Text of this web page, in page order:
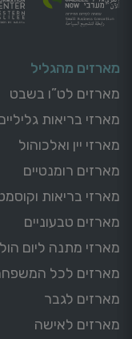
מארזים מהגליל
מארזים לט”ו בשבט
מארזי בריאות
מארזי יין ואלכוהול
מארזים רומנטיים
מארזי בריאות
מארזים טבעוניים
מארזי מתנה ליום
מארזים לכל
מארזים לגבר
מארזים לאישה